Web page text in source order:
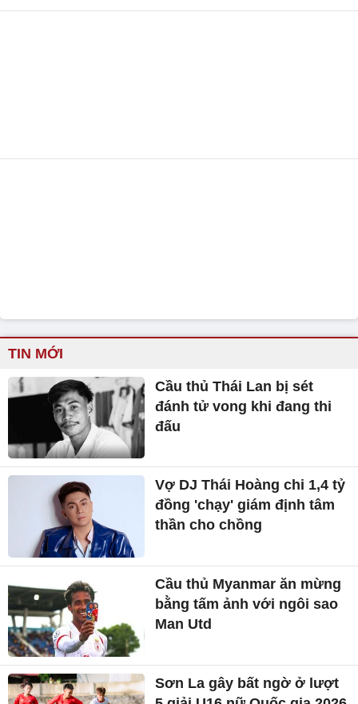
TIN MỚI
Cầu thủ Thái Lan bị sét
đánh tử vong khi đang thi
đấu
Vợ DJ Thái Hoàng chi 1,4 tỷ
đồng 'chạy' giám định tâm
thần cho chồng
Cầu thủ Myanmar ăn mừng
bằng tấm ảnh với ngôi sao
Man Utd
Sơn La gây bất ngờ ở lượt